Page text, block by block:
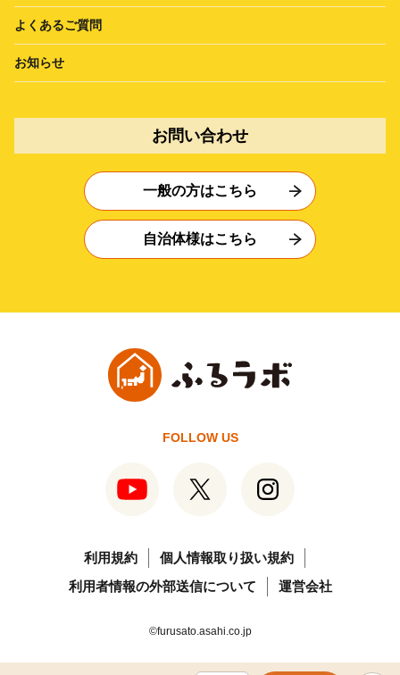
よくあるご質問
お知らせ
お問い合わせ
一般の方はこちら
自治体様はこちら
FOLLOW US
利用規約
個人情報取り扱い規約
利用者情報の外部送信について
運営会社
©furusato.asahi.co.jp